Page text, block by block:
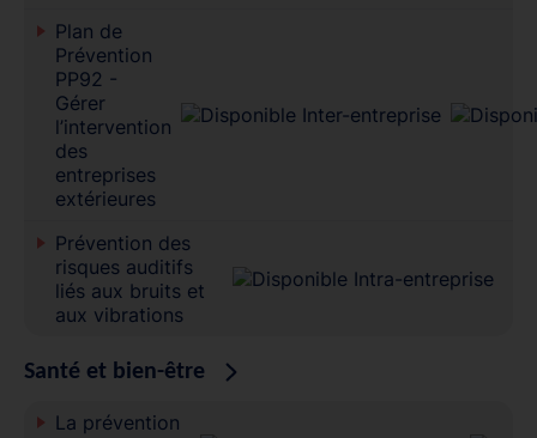
Plan de
Prévention
PP92 -
Gérer
l’intervention
des
entreprises
extérieures
Prévention des
risques auditifs
liés aux bruits et
aux vibrations
Santé et bien-être
La prévention